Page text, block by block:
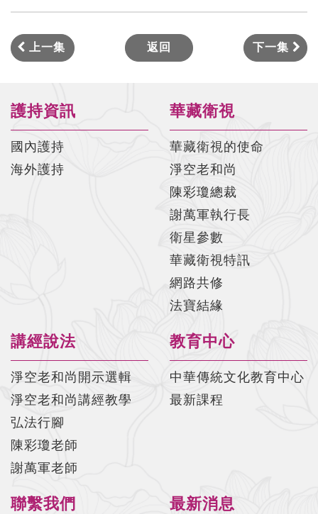
太上感應篇菁華#023 陳彩瓊老師
太上感應篇菁華#025 陳彩瓊老師
太上感應篇菁華#027 陳彩瓊老師
太上感應篇菁華#033 陳彩瓊老師
太上感應篇菁華#034 陳彩瓊老師
太上感應篇菁華#036 陳彩瓊老師
太上感應篇菁華#037 陳彩瓊老師
太上感應篇菁華#038 陳彩瓊老師
太上感應篇菁華#039 陳彩瓊老師
上一集 返回 下一集
護持資訊
國內護持
海外護持
華藏衛視
華藏衛視的使命
淨空老和尚
陳彩瓊總裁
謝萬軍執行長
衛星參數
華藏衛視特訊
網路共修
法寶結緣
講經說法
淨空老和尚開示選輯
淨空老和尚講經教學
弘法行腳
陳彩瓊老師
謝萬軍老師
教育中心
中華傳統文化教育中心
最新課程
聯繫我們 最新消息